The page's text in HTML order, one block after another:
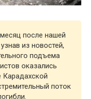
после нашей
из новостей,
подъема
оказались
Карадахской
поток